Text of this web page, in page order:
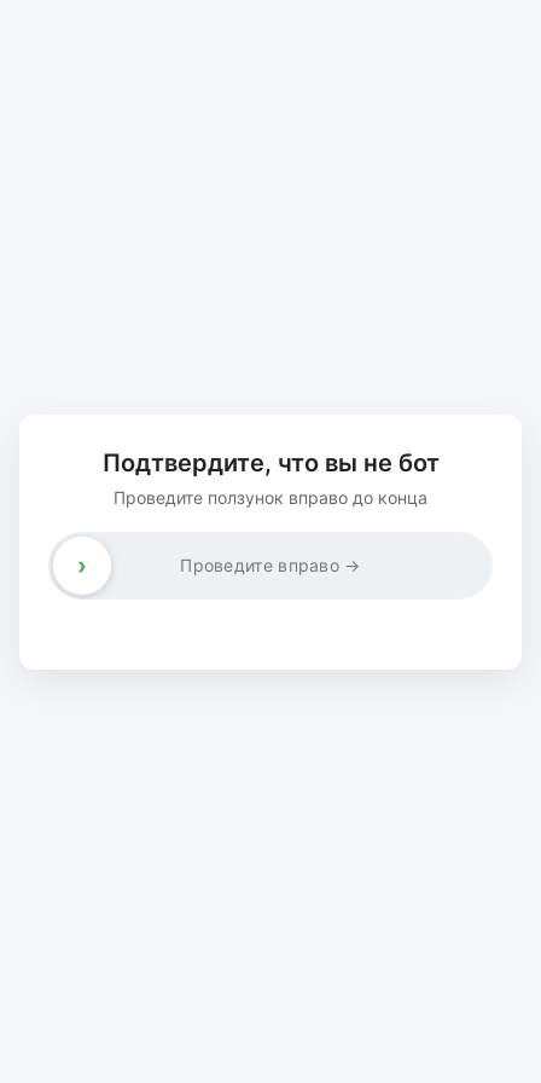
Подтвердите, что вы не бот
Проведите ползунок вправо до конца
Проведите вправо →
›